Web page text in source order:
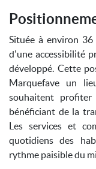
Située à environ 36
d'une accessibilité
développé. Cette
Marquefave un
souhaitent
bénéficiant de la
Les services et
quotidiens des
rythme paisible du